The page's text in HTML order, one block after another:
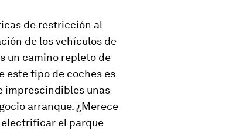
de restricción al
de los vehículos de
un camino repleto de
este tipo de coches es
imprescindibles unas
arranque. ¿Merece
electrificar el parque